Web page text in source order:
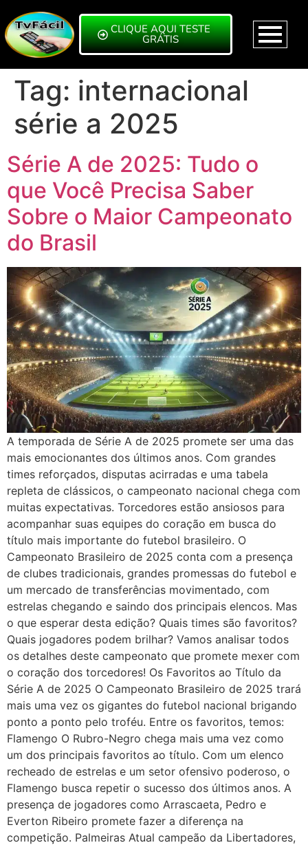
CLIQUE AQUI TESTE
GRÁTIS
Tag: internacional
série a 2025
Série A de 2025: Tudo o
que Você Precisa Saber
Sobre o Maior Campeonato
do Brasil
A temporada de Série A de 2025 promete ser uma das
mais emocionantes dos últimos anos. Com grandes
times reforçados, disputas acirradas e uma tabela
repleta de clássicos, o campeonato nacional chega com
muitas expectativas. Torcedores estão ansiosos para
acompanhar suas equipes do coração em busca do
título mais importante do futebol brasileiro. O
Campeonato Brasileiro de 2025 conta com a presença
de clubes tradicionais, grandes promessas do futebol e
um mercado de transferências movimentado, com
estrelas chegando e saindo dos principais elencos. Mas
o que esperar desta edição? Quais times são favoritos?
Quais jogadores podem brilhar? Vamos analisar todos
os detalhes deste campeonato que promete mexer com
o coração dos torcedores! Os Favoritos ao Título da
Série A de 2025 O Campeonato Brasileiro de 2025 trará
mais uma vez os gigantes do futebol nacional brigando
ponto a ponto pelo troféu. Entre os favoritos, temos:
Flamengo O Rubro-Negro chega mais uma vez como
um dos principais favoritos ao título. Com um elenco
recheado de estrelas e um setor ofensivo poderoso, o
Flamengo busca repetir o sucesso dos últimos anos. A
presença de jogadores como Arrascaeta, Pedro e
Everton Ribeiro promete fazer a diferença na
competição. Palmeiras Atual campeão da Libertadores,